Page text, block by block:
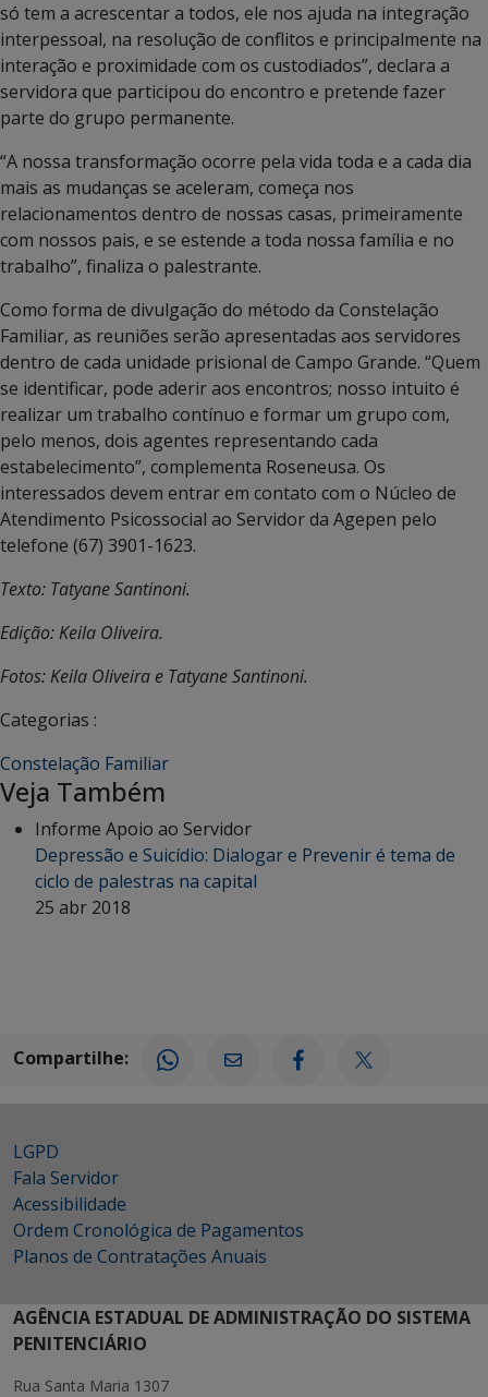
só tem a acrescentar a todos, ele nos ajuda na integração
interpessoal, na resolução de conflitos e principalmente na
interação e proximidade com os custodiados”, declara a
servidora que participou do encontro e pretende fazer
parte do grupo permanente.
“A nossa transformação ocorre pela vida toda e a cada dia
mais as mudanças se aceleram, começa nos
relacionamentos dentro de nossas casas, primeiramente
com nossos pais, e se estende a toda nossa família e no
trabalho”, finaliza o palestrante.
Como forma de divulgação do método da Constelação
Familiar, as reuniões serão apresentadas aos servidores
dentro de cada unidade prisional de Campo Grande. “Quem
se identificar, pode aderir aos encontros; nosso intuito é
realizar um trabalho contínuo e formar um grupo com,
pelo menos, dois agentes representando cada
estabelecimento”, complementa Roseneusa. Os
interessados devem entrar em contato com o Núcleo de
Atendimento Psicossocial ao Servidor da Agepen pelo
telefone (67) 3901-1623.
Texto: Tatyane Santinoni.
Edição: Keila Oliveira.
Fotos: Keila Oliveira e Tatyane Santinoni.
Categorias :
Constelação Familiar
Veja Também
Informe Apoio ao Servidor
Depressão e Suicídio: Dialogar e Prevenir é tema de
ciclo de palestras na capital
25 abr 2018
Compartilhe:
LGPD
Fala Servidor
Acessibilidade
Ordem Cronológica de Pagamentos
Planos de Contratações Anuais
AGÊNCIA ESTADUAL DE ADMINISTRAÇÃO DO SISTEMA
PENITENCIÁRIO
Rua Santa Maria 1307